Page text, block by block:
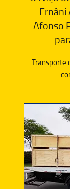
Ernâni
Afonso
Transporte